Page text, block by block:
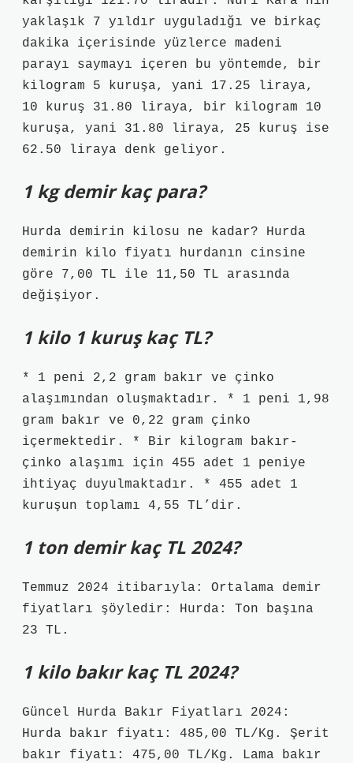
yaklaşık 7 yıldır uyguladığı ve birkaç
dakika içerisinde yüzlerce madeni
parayı saymayı içeren bu yöntemde, bir
kilogram 5 kuruşa, yani 17.25 liraya,
10 kuruş 31.80 liraya, bir kilogram 10
kuruşa, yani 31.80 liraya, 25 kuruş ise
62.50 liraya denk geliyor.
1 kg demir kaç para?
Hurda demirin kilosu ne kadar? Hurda
demirin kilo fiyatı hurdanın cinsine
göre 7,00 TL ile 11,50 TL arasında
değişiyor.
1 kilo 1 kuruş kaç TL?
* 1 peni 2,2 gram bakır ve çinko
alaşımından oluşmaktadır. * 1 peni 1,98
gram bakır ve 0,22 gram çinko
içermektedir. * Bir kilogram bakır-
çinko alaşımı için 455 adet 1 peniye
ihtiyaç duyulmaktadır. * 455 adet 1
kuruşun toplamı 4,55 TL’dir.
1 ton demir kaç TL 2024?
Temmuz 2024 itibarıyla: Ortalama demir
fiyatları şöyledir: Hurda: Ton başına
23 TL.
1 kilo bakır kaç TL 2024?
Güncel Hurda Bakır Fiyatları 2024:
Hurda bakır fiyatı: 485,00 TL/Kg. Şerit
bakır fiyatı: 475,00 TL/Kg. Lama bakır